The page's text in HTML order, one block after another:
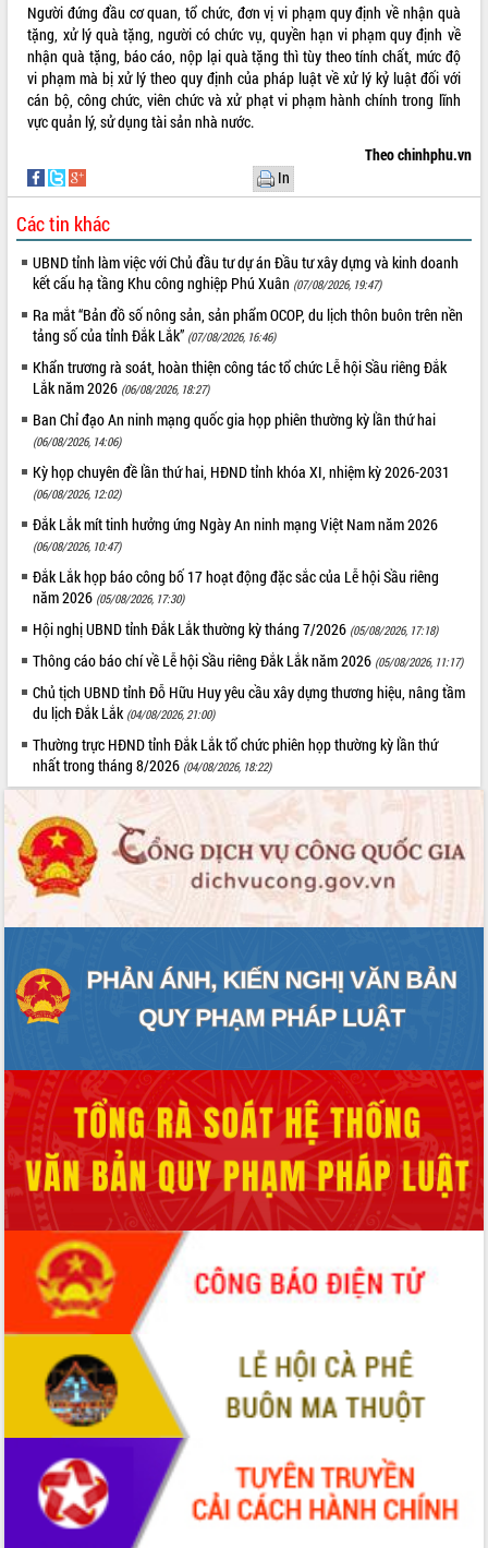
THỐNG KÊ TRUY CẬP
Hôm nay: 4652
Tất cả:
66049975
Người đứng đầu cơ quan, tổ chức, đơn vị vi phạm quy định về nhận quà
tặng, xử lý quà tặng, người có chức vụ, quyền hạn vi phạm quy định về
nhận quà tặng, báo cáo, nộp lại quà tặng thì tùy theo tính chất, mức độ
vi phạm mà bị xử lý theo quy định của pháp luật về xử lý kỷ luật đối với
cán bộ, công chức, viên chức và xử phạt vi phạm hành chính trong lĩnh
vực quản lý, sử dụng tài sản nhà nước.
Theo chinhphu.vn
In
Các tin khác
UBND tỉnh làm việc với Chủ đầu tư dự án Đầu tư xây dựng và kinh doanh
kết cấu hạ tầng Khu công nghiệp Phú Xuân (07/08/2026, 19:47)
Ra mắt “Bản đồ số nông sản, sản phẩm OCOP, du lịch thôn buôn trên nền
tảng số của tỉnh Đắk Lắk” (07/08/2026, 16:46)
Khẩn trương rà soát, hoàn thiện công tác tổ chức Lễ hội Sầu riêng Đắk
Lắk năm 2026 (06/08/2026, 18:27)
Ban Chỉ đạo An ninh mạng quốc gia họp phiên thường kỳ lần thứ hai
(06/08/2026, 14:06)
Kỳ họp chuyên đề lần thứ hai, HĐND tỉnh khóa XI, nhiệm kỳ 2026-2031
(06/08/2026, 12:02)
Đắk Lắk mít tinh hưởng ứng Ngày An ninh mạng Việt Nam năm 2026
(06/08/2026, 10:47)
Đắk Lắk họp báo công bố 17 hoạt động đặc sắc của Lễ hội Sầu riêng
năm 2026 (05/08/2026, 17:30)
Hội nghị UBND tỉnh Đắk Lắk thường kỳ tháng 7/2026 (05/08/2026, 17:18)
Thông cáo báo chí về Lễ hội Sầu riêng Đắk Lắk năm 2026 (05/08/2026, 11:17)
Chủ tịch UBND tỉnh Đỗ Hữu Huy yêu cầu xây dựng thương hiệu, nâng tầm
du lịch Đắk Lắk (04/08/2026, 21:00)
Thường trực HĐND tỉnh Đắk Lắk tổ chức phiên họp thường kỳ lần thứ
nhất trong tháng 8/2026 (04/08/2026, 18:22)